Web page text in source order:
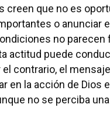
creen que no es
o anunciar
no parecen
actitud puede
el contrario, el
en la acción de Dios
no se perciba